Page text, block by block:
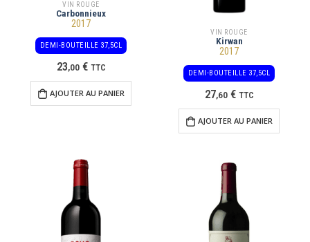
VIN ROUGE
Carbonnieux
2017
DEMI-BOUTEILLE 37,5CL
23,00 € TTC
AJOUTER AU PANIER
VIN ROUGE
Kirwan
2017
DEMI-BOUTEILLE 37,5CL
27,60 € TTC
AJOUTER AU PANIER